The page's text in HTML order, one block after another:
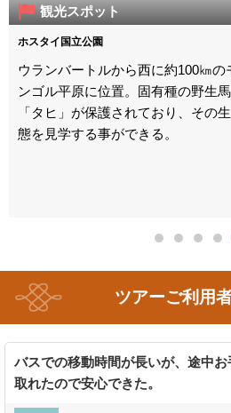
観光スポット
ホスタイ国立公園
ウランバートルから西に約100㎞の
ンゴル平原に位置。固有種の野生馬
「タヒ」が保護されており、その生
態を見学する事ができる。
ツアーご利用
バスでの移動時間が長いが、途中
取れたので安心できた。